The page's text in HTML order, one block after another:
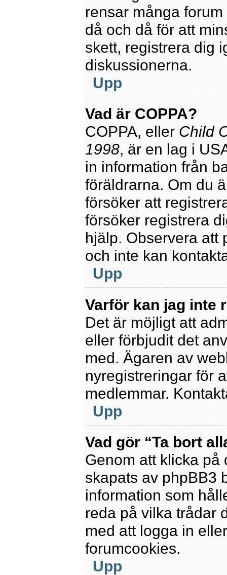
rensar många
då och då för att
skett, registrera dig
diskussionerna.
Upp
Vad är COPPA?
COPPA, eller Child
1998, är en lag i
in information från
föräldrarna. Om du
försöker att
försöker registrera
hjälp. Observera att
och inte kan
Upp
Varför kan jag inte
Det är möjligt att
eller förbjudit det
med. Ägaren av
nyregistreringar för
medlemmar.
Upp
Vad gör “Ta bort
Genom att klicka på
skapats av phpBB3
information som
reda på vilka trådar
med att logga in
forumcookies.
Upp